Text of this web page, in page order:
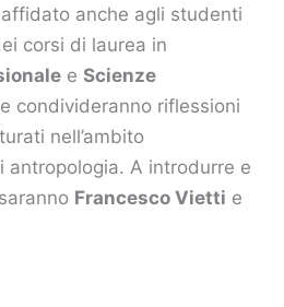
anche agli studenti
corsi di laurea in
eScienze
condivideranno riflessioni
nell’ambito
antropologia. A introdurre e
Francesco Vietti e